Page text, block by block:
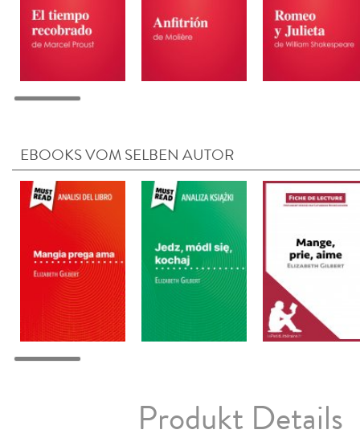
EBOOKS VOM SELBEN AUTOR
Produkt Details